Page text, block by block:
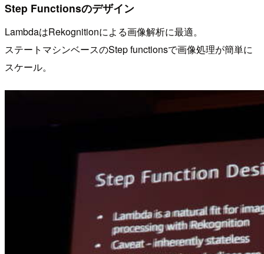
Step Functionsのデザイン
LambdaはRekognitionによる画像解析に最適。
ステートマシンベースのStep functionsで画像処理が簡単に
スケール。